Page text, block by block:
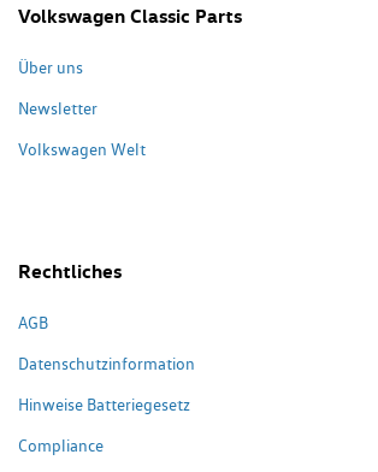
Volkswagen Classic Parts
Über uns
Newsletter
Volkswagen Welt
Rechtliches
AGB
Datenschutzinformation
Hinweise Batteriegesetz
Compliance